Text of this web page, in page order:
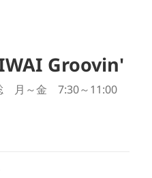
Groovin'
月～金 7:30～11:00